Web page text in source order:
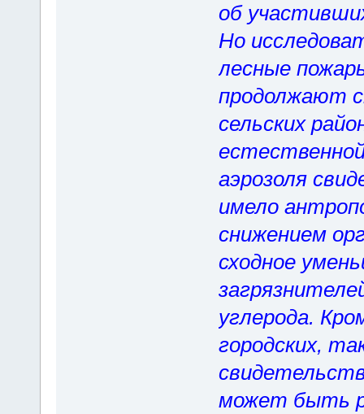
об
Но
лесные
продолжают
сельских
аэрозоля
имело
снижением
сходное
углерода.
городских,
может быть